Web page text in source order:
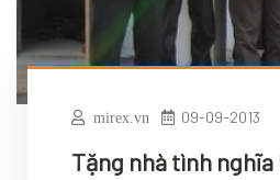
mirex.vn 09-09-2013
Tặng nhà tình nghĩa